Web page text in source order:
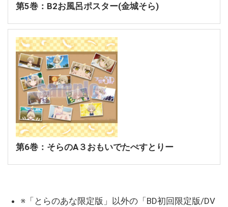
第5巻：B2お風呂ポスター(金城そら)
第6巻：そらのA３おもいでたぺすとりー
※「とらのあな限定版」以外の「BD初回限定版/DV